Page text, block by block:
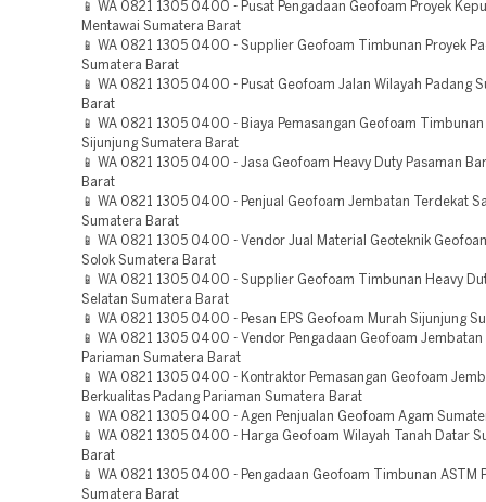
📱 WA 0821 1305 0400 - Pusat Pengadaan Geofoam Proyek
Mentawai Sumatera Barat
📱 WA 0821 1305 0400 - Supplier Geofoam Timbunan Proyek
Sumatera Barat
📱 WA 0821 1305 0400 - Pusat Geofoam Jalan Wilayah Padang
Barat
📱 WA 0821 1305 0400 - Biaya Pemasangan Geofoam Timbunan
Sijunjung Sumatera Barat
📱 WA 0821 1305 0400 - Jasa Geofoam Heavy Duty Pasaman
Barat
📱 WA 0821 1305 0400 - Penjual Geofoam Jembatan Terdekat
Sumatera Barat
📱 WA 0821 1305 0400 - Vendor Jual Material Geoteknik
Solok Sumatera Barat
📱 WA 0821 1305 0400 - Supplier Geofoam Timbunan Heavy
Selatan Sumatera Barat
📱 WA 0821 1305 0400 - Pesan EPS Geofoam Murah Sijunjung
📱 WA 0821 1305 0400 - Vendor Pengadaan Geofoam Jembatan
Pariaman Sumatera Barat
📱 WA 0821 1305 0400 - Kontraktor Pemasangan Geofoam
Berkualitas Padang Pariaman Sumatera Barat
📱 WA 0821 1305 0400 - Agen Penjualan Geofoam Agam
📱 WA 0821 1305 0400 - Harga Geofoam Wilayah Tanah Datar
Barat
📱 WA 0821 1305 0400 - Pengadaan Geofoam Timbunan ASTM
Sumatera Barat